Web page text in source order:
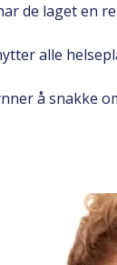
de laget en
alle
å snakke